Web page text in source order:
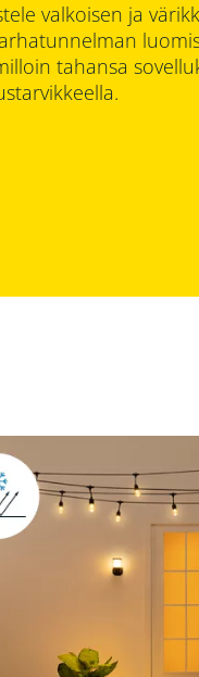
valkoisen ja
tahansa